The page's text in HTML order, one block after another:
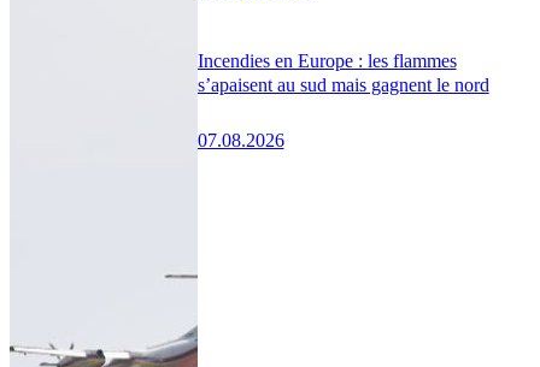
Incendies en Europe : les flammes
s’apaisent au sud mais gagnent le nord
07.08.2026